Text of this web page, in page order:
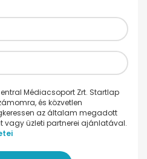
Médiacsoport Zrt. Startlap
és közvetlen
az általam megadott
vagy üzleti partnerei ajánlatával.